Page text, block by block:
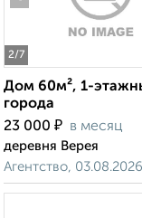
2/7
Дом 60м², 1-
города
23 000 ₽ в месяц
деревня Верея
Агентство, 03.08.2026